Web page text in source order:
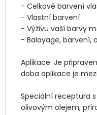
- Celkové barvení
- Vlastní barvení
- Výživu vaší barvy
- Balayage, barvení,
Aplikace: Je
doba aplikace je
Speciální receptura
olivovým olejem,